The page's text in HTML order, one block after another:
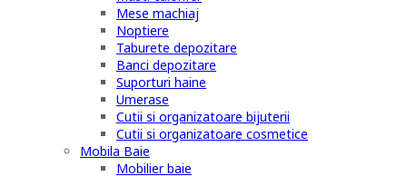
Mese machiaj
Noptiere
Taburete depozitare
Banci depozitare
Suporturi haine
Umerase
Cutii si organizatoare bijuterii
Cutii si organizatoare cosmetice
Mobila Baie
Mobilier baie